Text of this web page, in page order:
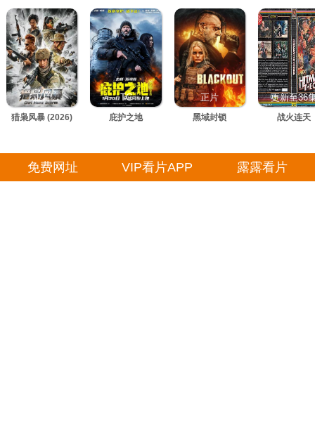
正片
猎枭风暴 (2026)
TC
庇护之地
正片
黑域封锁
更新至36
战火连天
免费网址 VIP看片APP 露露看片